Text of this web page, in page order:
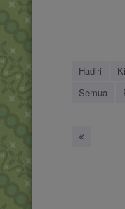
Hadiri
Semua